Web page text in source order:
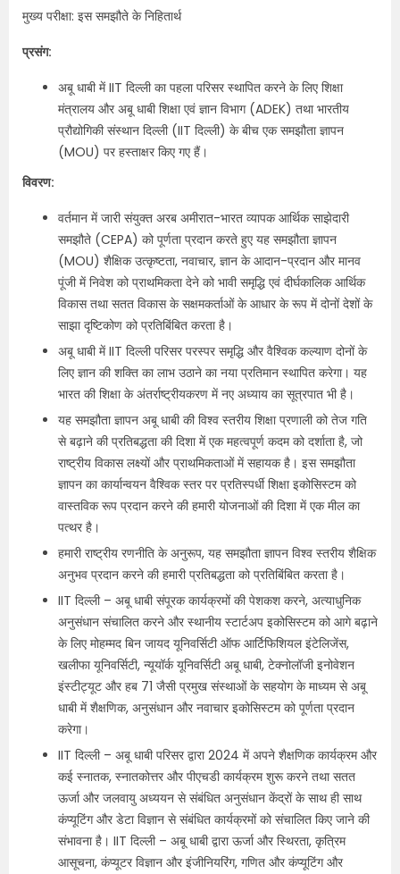
मुख्य परीक्षा: इस समझौते के निहितार्थ
प्रसंग:
अबू धाबी में IIT दिल्ली का पहला परिसर स्थापित करने के लिए शिक्षा
मंत्रालय और अबू धाबी शिक्षा एवं ज्ञान विभाग (ADEK) तथा भारतीय
प्रौद्योगिकी संस्थान दिल्ली (IIT दिल्ली) के बीच एक समझौता ज्ञापन
(MOU) पर हस्ताक्षर किए गए हैं।
विवरण:
वर्तमान में जारी संयुक्त अरब अमीरात-भारत व्यापक आर्थिक साझेदारी
समझौते (CEPA) को पूर्णता प्रदान करते हुए यह समझौता ज्ञापन
(MOU) शैक्षिक उत्कृष्टता, नवाचार, ज्ञान के आदान-प्रदान और मानव
पूंजी में निवेश को प्राथमिकता देने को भावी समृद्धि एवं दीर्घकालिक आर्थिक
विकास तथा सतत विकास के सक्षमकर्ताओं के आधार के रूप में दोनों देशों के
साझा दृष्टिकोण को प्रतिबिंबित करता है।
अबू धाबी में IIT दिल्ली परिसर परस्पर समृद्धि और वैश्विक कल्‍याण दोनों के
लिए ज्ञान की शक्ति का लाभ उठाने का नया प्रतिमान स्थापित करेगा। यह
भारत की शिक्षा के अंतर्राष्ट्रीयकरण में नए अध्याय का सूत्रपात भी है।
यह समझौता ज्ञापन अबू धाबी की विश्व स्तरीय शिक्षा प्रणाली को तेज गति
से बढ़ाने की प्रतिबद्धता की दिशा में एक महत्वपूर्ण कदम को दर्शाता है, जो
राष्ट्रीय विकास लक्ष्यों और प्राथमिकताओं में सहायक है। इस समझौता
ज्ञापन का कार्यान्वयन वैश्विक स्तर पर प्रतिस्पर्धी शिक्षा इकोसिस्टम को
वास्तविक रूप प्रदान करने की हमारी योजनाओं की दिशा में एक मील का
पत्थर है।
हमारी राष्ट्रीय रणनीति के अनुरूप, यह समझौता ज्ञापन विश्व स्तरीय शैक्षिक
अनुभव प्रदान करने की हमारी प्रतिबद्धता को प्रतिबिंबित करता है।
IIT दिल्ली – अबू धाबी संपूरक कार्यक्रमों की पेशकश करने, अत्याधुनिक
अनुसंधान संचालित करने और स्थानीय स्टार्टअप इकोसिस्टम को आगे बढ़ाने
के लिए मोहम्मद बिन जायद यूनिवर्सिटी ऑफ आर्टिफिशियल इंटेलिजेंस,
खलीफा यूनिवर्सिटी, न्यूयॉर्क यूनिवर्सिटी अबू धाबी, टेक्नोलॉजी इनोवेशन
इंस्टीट्यूट और हब 71 जैसी प्रमुख संस्थाओं के सहयोग के माध्यम से अबू
धाबी में शैक्षणिक, अनुसंधान और नवाचार इकोसिस्टम को पूर्णता प्रदान
करेगा।
IIT दिल्ली – अबू धाबी परिसर द्वारा 2024 में अपने शैक्षणिक कार्यक्रम और
कई स्नातक, स्नातकोत्तर और पीएचडी कार्यक्रम शुरू करने तथा सतत
ऊर्जा और जलवायु अध्ययन से संबंधित अनुसंधान केंद्रों के साथ ही साथ
कंप्यूटिंग और डेटा विज्ञान से संबंधित कार्यक्रमों को संचालित किए जाने की
संभावना है। IIT दिल्ली – अबू धाबी द्वारा ऊर्जा और स्थिरता, कृत्रिम
आसूचना, कंप्यूटर विज्ञान और इंजीनियरिंग, गणित और कंप्यूटिंग और